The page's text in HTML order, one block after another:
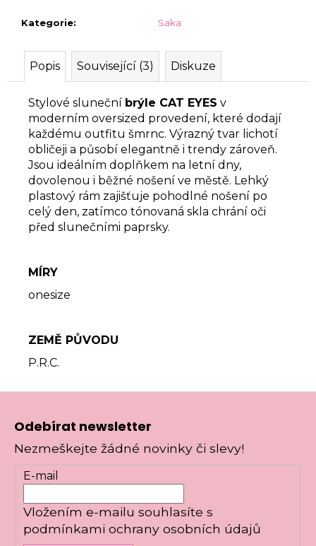
Kategorie: Saka
Popis Související (3) Diskuze
Stylové sluneční brýle CAT EYES v
moderním oversized provedení, které dodají
každému outfitu šmrnc. Výrazný tvar lichotí
obličeji a působí elegantně i trendy zároveň.
Jsou ideálním doplňkem na letní dny,
dovolenou i běžné nošení ve městě. Lehký
plastový rám zajišťuje pohodlné nošení po
celý den, zatímco tónovaná skla chrání oči
před slunečními paprsky.
MÍRY
onesize
ZEMĚ PŮVODU
P.R.C.
Z
Odebírat newsletter
Nezmeškejte žádné novinky či slevy!
E-mail
Vložením e-mailu souhlasíte s
podmínkami ochrany osobních údajů